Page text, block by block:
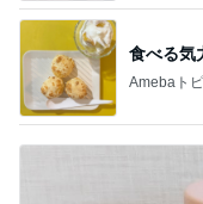
食べる気
Amebaト